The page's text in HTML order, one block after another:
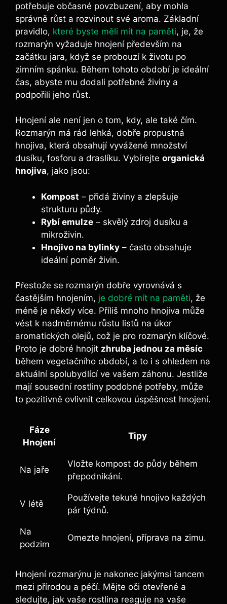
potřebuje občasné povzbuzení, aby mohla
správně‍ růst ‍a​ rozvinout své aroma. Základní
pravidlo, které byste měli mít na paměti, je, ‌že
rozmarýn vyžaduje​ hnojení především na
začátku​ jara,⁣ když se probouzí‍ k životu po
zimním spánku. ‌Během tohoto období je ideální
⁢čas, abyste mu dodali potřebné živiny a
podpořili jeho růst.
Hnojení⁣ ale ​není ⁤jen o tom,⁣ kdy, ale také čím.
Rozmarýn ⁢má rád ​lehká, dobře propustná
hnojiva, která obsahují vyvážené⁤ množství
dusíku, fosforu a draslíku. Vybírejte organická
hnojiva, jako jsou:
Kompost – přidá živiny a⁤ zlepšuje
strukturu půdy.
Rybí emulze – skvělý zdroj dusíku a
mikroživin.
Hnojivo​ na bylinky – často obsahuje
ideální poměr živin.
Přestože se rozmarýn dobře ⁣vyrovnává s‍
častějším hnojením, je dobré mít ⁤na paměti, že⁤
méně je ⁤někdy více. Příliš mnoho ​hnojiva může
vést k nadměrnému růstu listů na úkor
aromatických olejů, což je pro rozmarýn‌ klíčové.⁢
Proto je dobré hnojit zhruba jednou za měsíc
během vegetačního období, a to i s ohledem na
aktuální⁢ spolubydlící ve vašem záhonu. Jestliže
mají‌ sousední ​rostliny podobné potřeby, může
⁢to pozitivně ovlivnit ⁤celkovou úspěšnost hnojení.
Fáze
Hnojení
Tipy
Na jaře
Vložte⁤ kompost do půdy během
přepodnikání.
V létě
Používejte tekuté hnojivo každých​
pár týdnů.
Na
podzim
Omezte hnojení,⁢ příprava‍ na zimu.
Hnojení rozmarýnu ⁣je nakonec ⁢jakýmsi tancem
mezi přírodou a péčí. Mějte oči otevřené ⁣a
sledujte, ​jak vaše rostlina ⁤reaguje na vaše